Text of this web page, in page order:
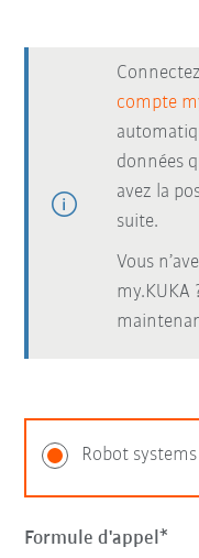
compte
données
avez la
suite.
Vous
my.KUKA
Robot systems
Formule d'appel